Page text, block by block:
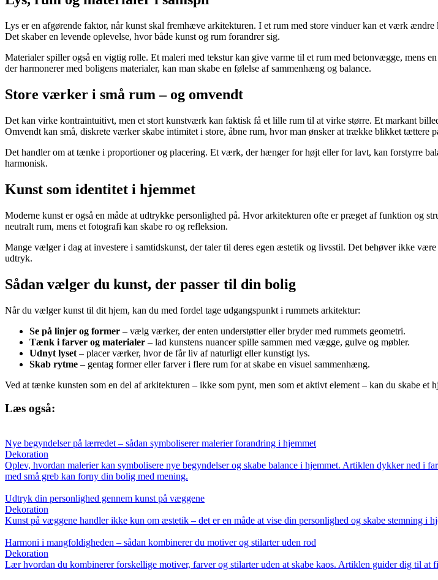
Lys er en afgørende faktor, når kunst skal fremhæve arkitekturen. I et rum med store vinduer kan et værk
Det skaber en levende oplevelse, hvor både kunst og rum forandrer sig.
Materialer spiller også en vigtig rolle. Et maleri med tekstur kan give varme til et rum med betonvægge, mens
der harmonerer med boligens materialer, kan man skabe en følelse af sammenhæng og balance.
Store værker i små rum – og omvendt
Det kan virke kontraintuitivt, men et stort kunstværk kan faktisk få et lille rum til at virke større. Et markant
Omvendt kan små, diskrete værker skabe intimitet i store, åbne rum, hvor man ønsker at trække blikket tættere
Det handler om at tænke i proportioner og placering. Et værk, der hænger for højt eller for lavt, kan forstyrre
harmonisk.
Kunst som identitet i hjemmet
Moderne kunst er også en måde at udtrykke personlighed på. Hvor arkitekturen ofte er præget af funktion og
neutralt rum, mens et fotografi kan skabe ro og refleksion.
Mange vælger i dag at investere i samtidskunst, der taler til deres egen æstetik og livsstil. Det behøver ikke
udtryk.
Sådan vælger du kunst, der passer til din bolig
Når du vælger kunst til dit hjem, kan du med fordel tage udgangspunkt i rummets arkitektur:
Se på linjer og former – vælg værker, der enten understøtter eller bryder med rummets geometri.
Tænk i farver og materialer – lad kunstens nuancer spille sammen med vægge, gulve og møbler.
Udnyt lyset – placer værker, hvor de får liv af naturligt eller kunstigt lys.
Skab rytme – gentag former eller farver i flere rum for at skabe en visuel sammenhæng.
Ved at tænke kunsten som en del af arkitekturen – ikke som pynt, men som et aktivt element – kan du skabe et
Læs også:
Nye begyndelser på lærredet – sådan symboliserer malerier forandring i hjemmet
Dekoration
Oplev, hvordan malerier kan symbolisere nye begyndelser og skabe balance i hjemmet. Artiklen dykker ned i
med små greb kan forny din bolig med mening.
Udtryk din personlighed gennem kunst på væggene
Dekoration
Kunst på væggene handler ikke kun om æstetik – det er en måde at vise din personlighed og skabe stemning
Harmoni i mangfoldigheden – sådan kombinerer du motiver og stilarter uden rod
Dekoration
Lær hvordan du kombinerer forskellige motiver, farver og stilarter uden at skabe kaos. Artiklen guider dig til at